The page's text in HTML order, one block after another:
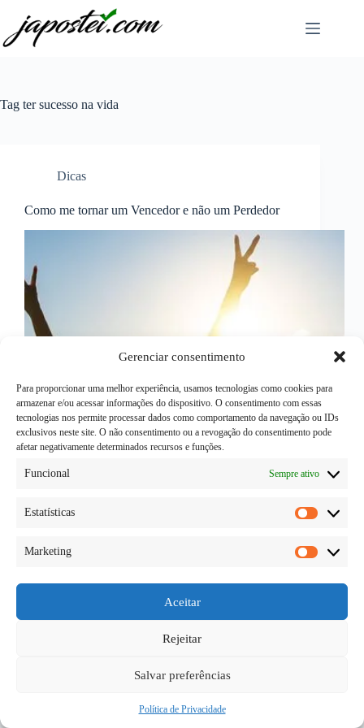
Gerenciar consentimento
Para proporcionar uma melhor experiência, usamos tecnologias como cookies para
armazenar e/ou acessar informações do dispositivo. O consentimento com essas
tecnologias nos permite processar dados como comportamento da navegação ou IDs
exclusivos neste site. O não consentimento ou a revogação do consentimento pode
afetar negativamente determinados recursos e funções.
Funcional Sempre ativo
Estatísticas
Marketing
Aceitar
Rejeitar
Salvar preferências
Política de Privacidade
conteúdo
Tag ter sucesso na vida
Dicas
Como me tornar um Vencedor e não um Perdedor
Ser um vencedor ou uma vencedora é o objetivo de
alcançar esse objetivo e realmente prosperar. Existem
diversas situações em que a pessoa pode se perceber
Copyright © 2026 - todos os direitos reservados.